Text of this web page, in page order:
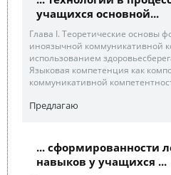
учащихся основной...
Глава I. Теоретические основы
иноязычной коммуникативной
использованием
Языковая компетенция как
коммуникативной
Предлагаю
... сформированности
навыков у учащихся ...